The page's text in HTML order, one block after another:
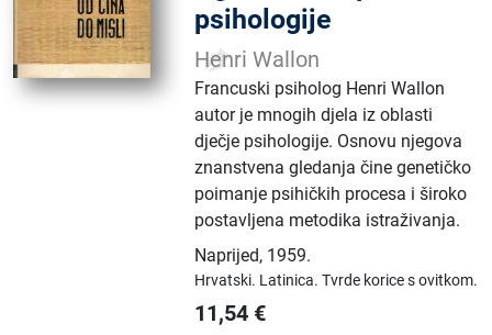
psihologije
Henri Wallon
Francuski psiholog Henri Wallon
autor je mnogih djela iz oblasti
dječje psihologije. Osnovu njegova
znanstvena gledanja čine genetičko
poimanje psihičkih procesa i široko
postavljena metodika istraživanja.
Naprijed, 1959.
Hrvatski. Latinica.Tvrde korice s ovitkom.
11,54 €